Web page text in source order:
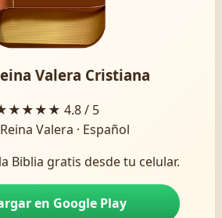
Valera Cristiana
4.8 / 5
Valera · Español
Biblia gratis desde tu celular.
en Google Play